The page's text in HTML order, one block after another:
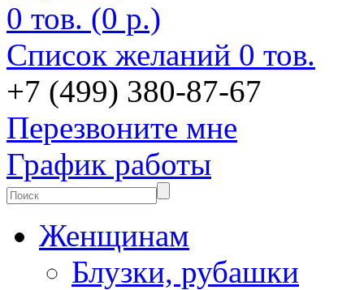
0 тов. (0 р.)
Список желаний 0 тов.
+7 (499) 380-87-67
Перезвоните мне
График работы
Женщинам
Блузки, рубашки